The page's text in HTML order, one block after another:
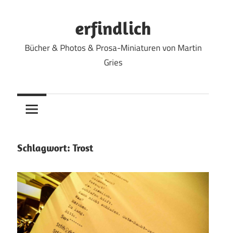
erfindlich
Bücher & Photos & Prosa-Miniaturen von Martin
Gries
Schlagwort: Trost